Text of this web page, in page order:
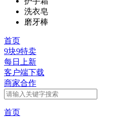
洗衣皂
磨牙棒
首页
9块9特卖
每日上新
客户端下载
商家合作
首页